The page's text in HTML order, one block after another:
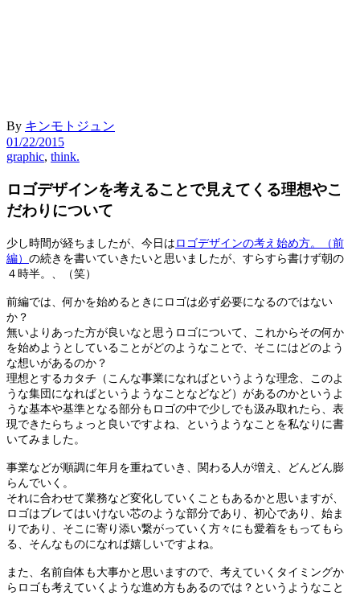
By キンモトジュン
01/22/2015
graphic, think.
ロゴデザインを考えることで見えてくる理想やこ
だわりについて
少し時間が経ちましたが、今日は ロゴデザインの考え始め方。（前
編） の続きを書いていきたいと思いましたが、すらすら書けず朝の
４時半。、（笑）
前編では、何かを始めるときにロゴは必ず必要になるのではない
か？
無いよりあった方が良いなと思うロゴについて、これからその何か
を始めようとしていることがどのようなことで、そこにはどのよう
な想いがあるのか？
理想とするカタチ（こんな事業になればというような理念、このよ
うな集団になればというようなことなどなど）があるのかというよ
うな基本や基準となる部分もロゴの中で少しでも汲み取れたら、表
現できたらちょっと良いですよね、というようなことを私なりに書
いてみました。
事業などが順調に年月を重ねていき、関わる人が増え、どんどん膨
らんでいく。
それに合わせて業務など変化していくこともあるかと思いますが、
ロゴはブレてはいけない芯のような部分であり、初心であり、始ま
りであり、そこに寄り添い繋がっていく方々にも愛着をもってもら
る、そんなものになれば嬉しいですよね。
また、名前自体も大事かと思いますので、考えていくタイミングか
らロゴも考えていくような進め方もあるのでは？というようなこと